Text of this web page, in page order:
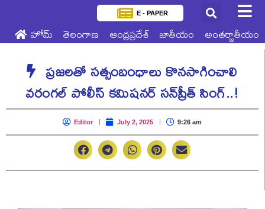
E - PAPER
హోమ్ తెలంగాణ ఆంధ్రప్రదేశ్ జాతీయం అంతర్జాతీయం
ప్రజలతో సత్సంబంధాలు కొనసాగించాలి
వరంగల్‌ పోలీస్‌ కమిషనర్‌ సన్‌ప్రీత్‌ సింగ్‌..!
Editor July 2, 2025 9:26 am